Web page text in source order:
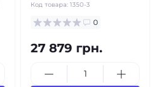
Код товара: 1350-3
0
27 879 грн.